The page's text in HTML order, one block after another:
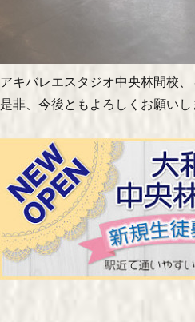
アキバレエスタジオ中央林間校
是非、今後ともよろしくお願いし